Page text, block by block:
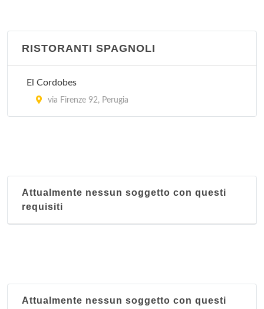
RISTORANTI SPAGNOLI
El Cordobes
via Firenze 92, Perugia
Attualmente nessun soggetto con questi
requisiti
Attualmente nessun soggetto con questi